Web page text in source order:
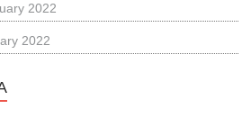
2022
2022